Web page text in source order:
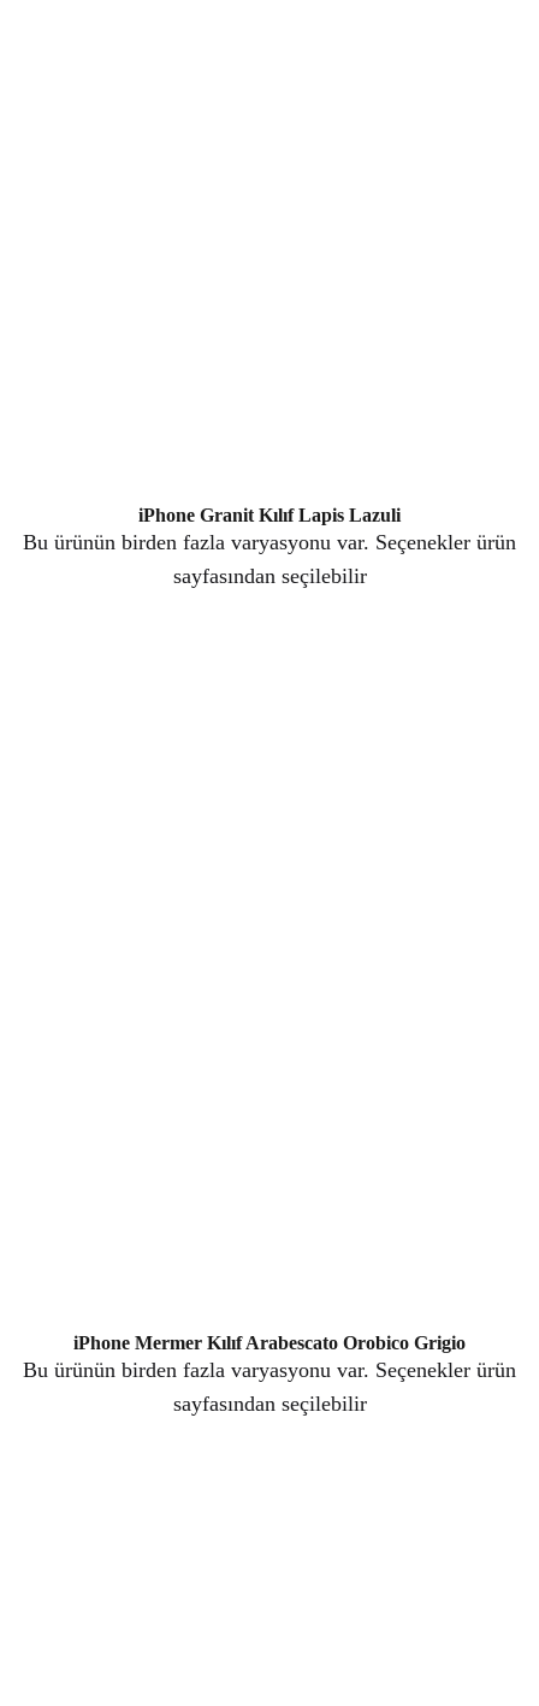
iPhone Granit Kılıf Lapis Lazuli
Bu ürünün birden fazla varyasyonu var. Seçenekler ürün
sayfasından seçilebilir
iPhone Mermer Kılıf Arabescato Orobico Grigio
Bu ürünün birden fazla varyasyonu var. Seçenekler ürün
sayfasından seçilebilir